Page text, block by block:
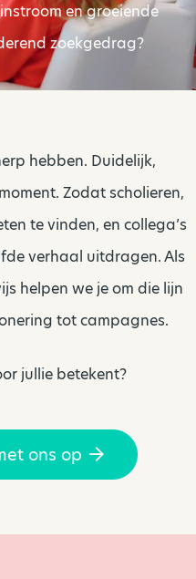
en groeiende
zoekgedrag?
hebben. Duidelijk,
Zodat scholieren,
te vinden, en collega’s
verhaal uitdragen. Als
helpen we je om die lijn
tot campagnes.
jullie betekent?
ons op